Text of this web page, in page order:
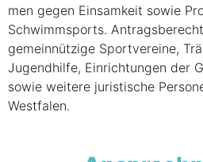
men gegen Ein­sam­keit sowie
Schwimm­sports.
gemeinnützige Sport­ver­ei­ne,
Jugend­hil­fe, Ein­rich­tun­gen der
sowie wei­te­re juris­ti­sche
Westfalen.